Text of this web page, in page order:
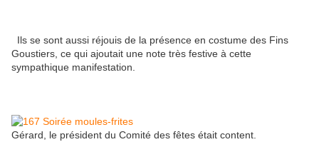
Ils se sont aussi réjouis de la présence en costume des Fins
Goustiers, ce qui ajoutait une note très festive à cette
sympathique manifestation.
Gérard, le président du Comité des fêtes était content.